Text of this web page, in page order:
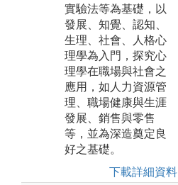
實驗法等為基礎，以
發展、知覺、認知、
生理、社會、人格心
理學為入門，探究心
理學在職場與社會之
應用，如人力資源管
理、職場健康與生涯
發展、銷售與零售
等，並為深造奠定良
好之基礎。
下載詳細資料